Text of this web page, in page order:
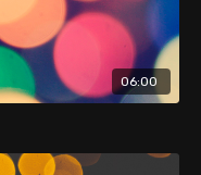
06:00